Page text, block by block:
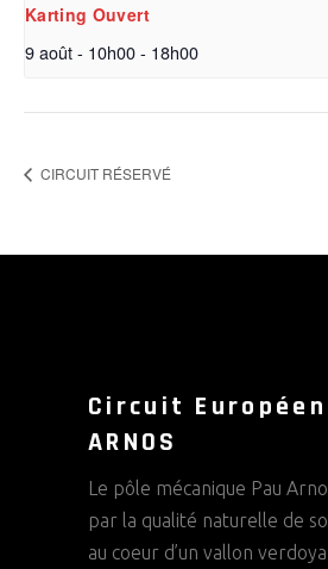
Karting Ouvert
9 août - 10h00- 18h00
CIRCUIT RÉSERVÉ
Circuit Européen
ARNOS
Le pôle mécanique Pau
par la qualité naturelle de
au coeur d’un vallon